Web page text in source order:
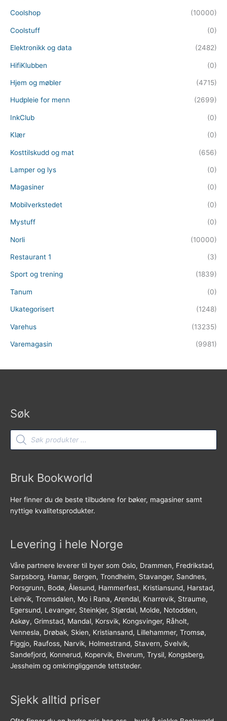
Coolshop (10000)
Coolstuff (0)
Elektronikk og data (2482)
HifiKlubben (0)
Hjem og møbler (4715)
Hudpleie for menn (2699)
InkClub (0)
Klær (0)
Kosttilskudd og mat (656)
Lamper og lys (0)
Magasiner (0)
Mobilverkstedet (0)
Mystuff (0)
Norli (10000)
Restaurant 1 (3)
Sport og trening (1839)
Tanum (0)
Ukategorisert (1248)
Varehus (13235)
Varemagasin (9981)
Søk
Products
search
Bruk Bookworld
Her finner du de beste tilbudene for bøker, magasiner samt
nyttige kvalitetsprodukter.
Levering i hele Norge
Våre partnere leverer til byer som Oslo, Drammen, Fredrikstad,
Sarpsborg, Hamar, Bergen, Trondheim, Stavanger, Sandnes,
Porsgrunn, Bodø, Ålesund, Hammerfest, Kristiansund, Harstad,
Leirvik, Tromsdalen, Mo i Rana, Arendal, Knarrevik, Straume,
Egersund, Levanger, Steinkjer, Stjørdal, Molde, Notodden,
Askøy, Grimstad, Mandal, Korsvik, Kongsvinger, Råholt,
Vennesla, Drøbak, Skien, Kristiansand, Lillehammer, Tromsø,
Figgjo, Raufoss, Narvik, Holmestrand, Stavern, Svelvik,
Sandefjord, Konnerud, Kopervik, Elverum, Trysil, Kongsberg,
Jessheim og omkringliggende tettsteder.
Sjekk alltid priser